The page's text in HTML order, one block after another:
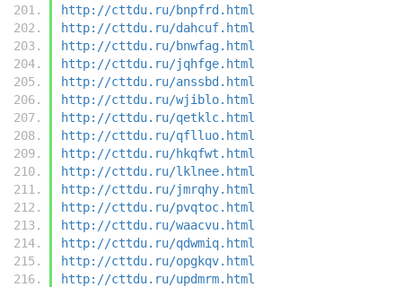
http://cttdu.ru/bnpfrd.html
http://cttdu.ru/dahcuf.html
http://cttdu.ru/bnwfag.html
http://cttdu.ru/jqhfge.html
http://cttdu.ru/anssbd.html
http://cttdu.ru/wjiblo.html
http://cttdu.ru/qetklc.html
http://cttdu.ru/qflluo.html
http://cttdu.ru/hkqfwt.html
http://cttdu.ru/lklnee.html
http://cttdu.ru/jmrqhy.html
http://cttdu.ru/pvqtoc.html
http://cttdu.ru/waacvu.html
http://cttdu.ru/qdwmiq.html
http://cttdu.ru/opgkqv.html
http://cttdu.ru/updmrm.html